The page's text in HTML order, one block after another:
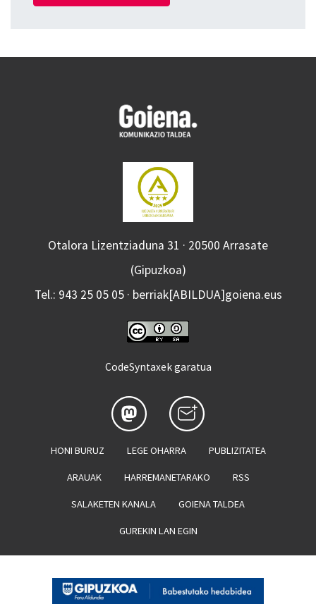
Otalora Lizentziaduna 31 · 20500 Arrasate
(Gipuzkoa)
Tel.: 943 25 05 05 · berriak[ABILDUA]goiena.eus
CodeSyntaxek garatua
HONI BURUZ LEGE OHARRA PUBLIZITATEA
ARAUAK HARREMANETARAKO RSS
SALAKETEN KANALA GOIENA TALDEA
GUREKIN LAN EGIN